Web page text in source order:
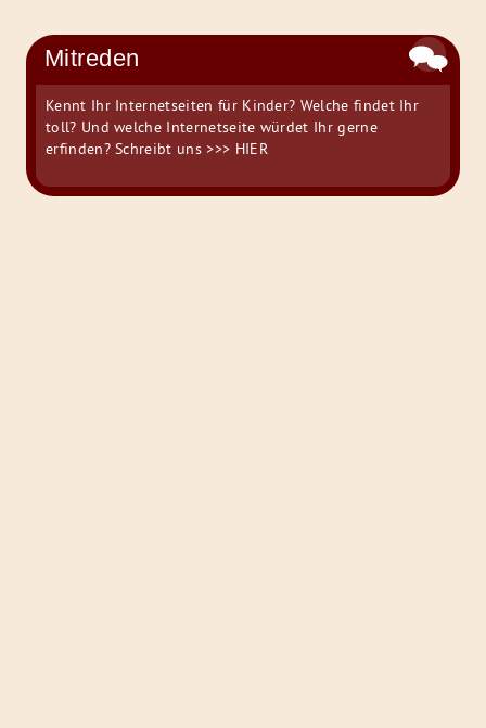
Mitreden
Kennt Ihr Internetseiten für Kinder? Welche findet Ihr
toll? Und welche Internetseite würdet Ihr gerne
erfinden? Schreibt uns>>> HIER